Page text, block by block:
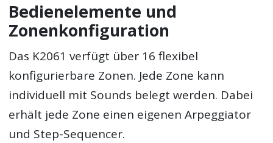
Bedienelemente und
Zonenkonfiguration
Das K2061 verfügt über 16 flexibel
konfigurierbare Zonen. Jede Zone kann
individuell mit Sounds belegt werden. Dabei
erhält jede Zone einen eigenen Arpeggiator
und Step-Sequencer.